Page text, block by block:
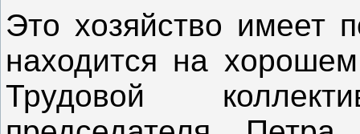
Это хозяйство имеет
находится на
Трудовой